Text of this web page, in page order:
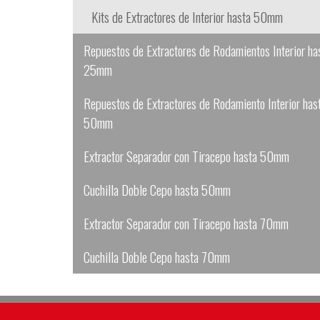
Kits de Extractores de Interior hasta 50mm
Repuestos de Extractores de Rodamientos Interior
25mm
Repuestos de Extractores de Rodamiento Interior
50mm
Extractor Separador con Tiracepo hasta 50mm
Cuchilla Doble Cepo hasta 50mm
Extractor Separador con Tiracepo hasta 70mm
Cuchilla Doble Cepo hasta 70mm